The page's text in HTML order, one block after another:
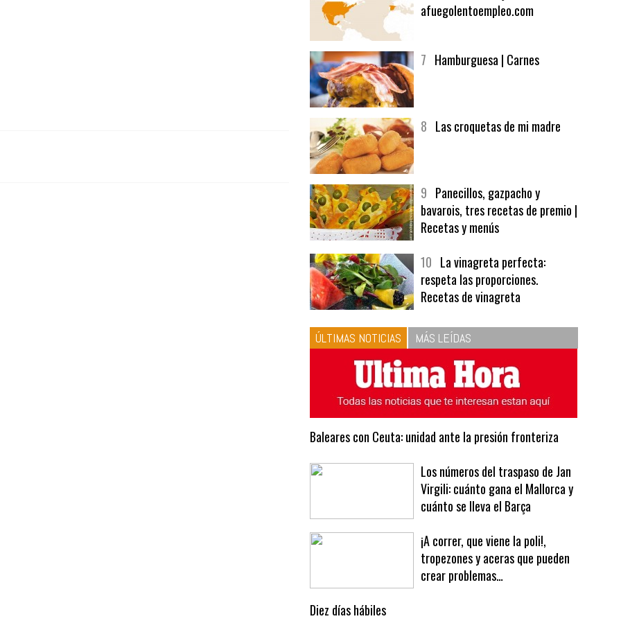
afuegolentoempleo.com
bavarois, tres recetas de premio |
Recetas y menús
respeta las proporciones.
Recetas de vinagreta
ÚLTIMAS NOTICIAS MÁS LEÍDAS
Baleares con Ceuta: unidad ante la presión fronteriza
Virgili: cuánto gana el Mallorca y
cuánto se lleva el Barça